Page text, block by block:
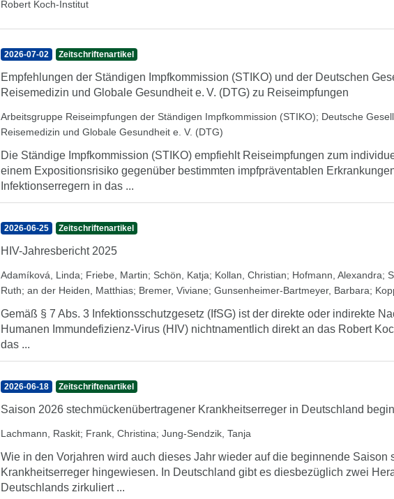
Robert Koch-Institut
2026-07-02 Zeitschriftenartikel
Empfehlungen der Ständigen Impfkommission (STIKO) und der Deutschen
Reisemedizin und Globale Gesundheit e. V. (DTG) zu Reiseimpfungen
Arbeitsgruppe Reiseimpfungen der Ständigen Impfkommission (STIKO); Deutsche
Reisemedizin und Globale Gesundheit e. V. (DTG)
Die Ständige Impfkommission (STIKO) empfiehlt Reiseimpfungen zum
einem Expositionsrisiko gegenüber bestimmten impfpräventablen
Infektionserregern in das ...
2026-06-25 Zeitschriftenartikel
HIV-Jahresbericht 2025
Adamíková, Linda; Friebe, Martin; Schön, Katja; Kollan, Christian; Hofmann, Alexandra;
Ruth; an der Heiden, Matthias; Bremer, Viviane; Gunsenheimer-Bartmeyer, Barbara;
Gemäß § 7 Abs. 3 Infektionsschutzgesetz (IfSG) ist der direkte oder indirekte
Humanen Immundefizienz-Virus (HIV) nichtnamentlich direkt an das Robert
das ...
2026-06-18 Zeitschriftenartikel
Saison 2026 stechmückenübertragener Krankheitserreger in Deutschland
Lachmann, Raskit; Frank, Christina; Jung-Sendzik, Tanja
Wie in den Vorjahren wird auch dieses Jahr wieder auf die beginnende Saison
Krankheitserreger hingewiesen. In Deutschland gibt es diesbezüglich zwei
Deutschlands zirkuliert ...